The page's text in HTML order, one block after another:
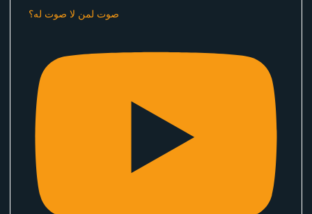
صوت لمن لا صوت له؟